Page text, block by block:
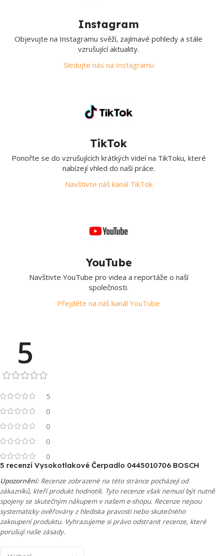
Instagram
Objevujte na Instagramu svěží, zajímavé pohledy a stále
vzrušující aktuality.
Sledujte nás na Instagramu
TikTok
Ponořte se do vzrušujících krátkých videí na TikToku, které
nabízejí vhled do naší práce.
Navštivte náš kanál TikTok
YouTube
Navštivte YouTube pro videa a reportáže o naší
společnosti.
Přejděte na náš kanál YouTube
5
5
0
0
0
0
5 recenzí Vysokotlakové Čerpadlo 0445010706 BOSCH
Upozornění:Recenze zobrazené na této stránce pocházejí od
zákazníků, kteří produkt hodnotili. Tyto recenze však nemusí být nutně
spojeny se skutečným nákupem v našem e-shopu. Recenze nejsou
systematicky ověřovány z hlediska pravosti nebo skutečného
zakoupení produktu. Vyhrazujeme si právo odstranit recenze, které
porušují naše zásady.